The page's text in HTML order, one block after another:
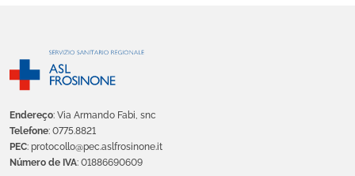
Endereço: Via Armando Fabi, snc
Telefone: 0775.8821
PEC: protocollo@pec.aslfrosinone.it
Número de IVA: 01886690609